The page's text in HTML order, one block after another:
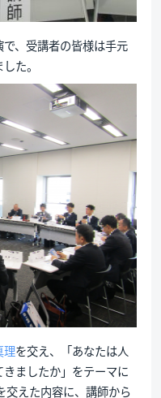
、受講者の皆様は手元
た。
理を交え、「あなたは人
ましたか」をテーマに
交えた内容に、講師から